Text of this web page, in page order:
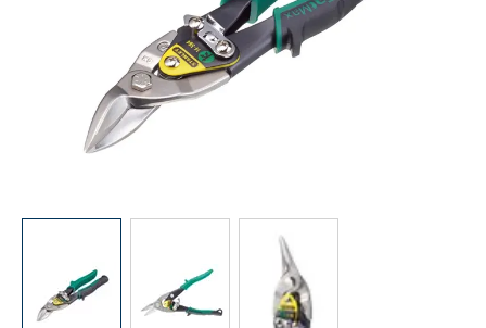
View larger imageView larger image